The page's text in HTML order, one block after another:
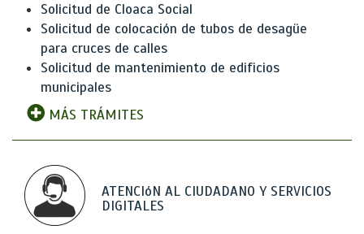
Solicitud de Cloaca Social
Solicitud de colocación de tubos de desagüe
para cruces de calles
Solicitud de mantenimiento de edificios
municipales
MÁS TRÁMITES
ATENCIóN AL CIUDADANO Y SERVICIOS
DIGITALES